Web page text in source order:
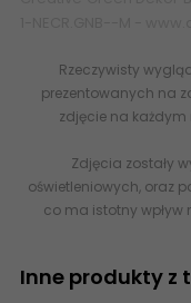
Rzeczywisty
prezentowanych na
zdjęcie na każdym
Zdjęcia zostały
oświetleniowych, oraz
co ma istotny
Inne produkty z